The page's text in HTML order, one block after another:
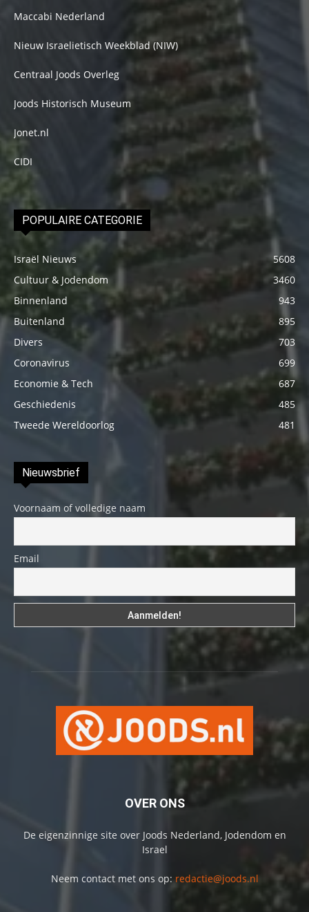
Maccabi Nederland
Nieuw Israelietisch Weekblad (NIW)
Centraal Joods Overleg
Joods Historisch Museum
Jonet.nl
CIDI
POPULAIRE CATEGORIE
Israël Nieuws
5608
Cultuur & Jodendom
3460
Binnenland
943
Buitenland
895
Divers
703
Coronavirus
699
Economie & Tech
687
Geschiedenis
485
Tweede Wereldoorlog
481
Nieuwsbrief
Voornaam of volledige naam
Email
OVER ONS
De eigenzinnige site over Joods Nederland, Jodendom en
Israel
Neem contact met ons op: redactie@joods.nl